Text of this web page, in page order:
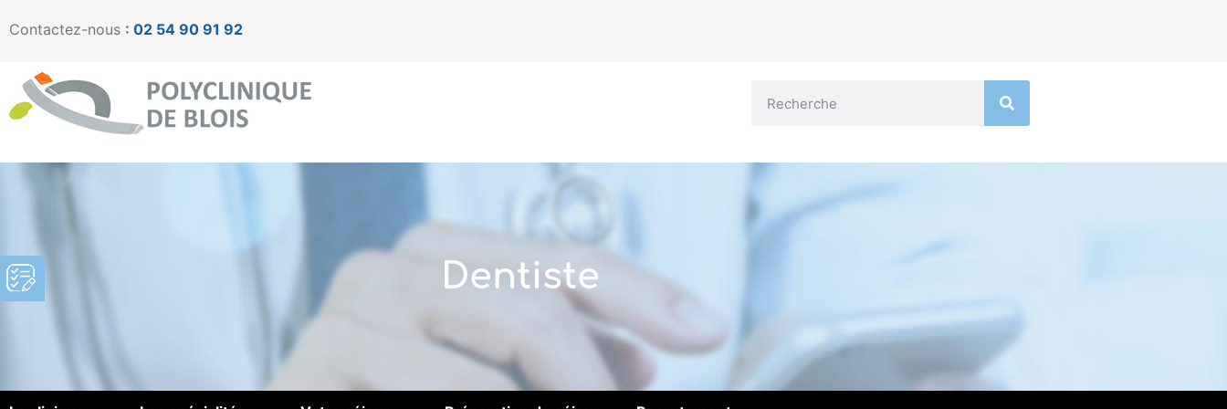
Contactez-nous : 02 54 90 91 92
Dentiste